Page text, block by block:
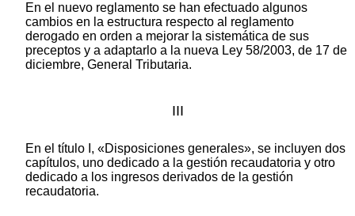
En el nuevo reglamento se han efectuado algunos
cambios en la estructura respecto al reglamento
derogado en orden a mejorar la sistemática de sus
preceptos y a adaptarlo a la nueva Ley 58/2003, de 17 de
diciembre, General Tributaria.
III
En el título I, «Disposiciones generales», se incluyen dos
capítulos, uno dedicado a la gestión recaudatoria y otro
dedicado a los ingresos derivados de la gestión
recaudatoria.